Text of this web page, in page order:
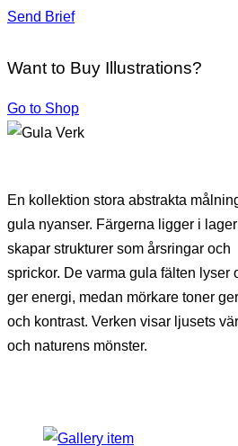
Send Brief
Want to Buy Illustrations?
Go to Shop
En kollektion stora abstrakta
gula nyanser. Färgerna ligger i
skapar strukturer som årsringar och
sprickor. De varma gula fälten lyser
ger energi, medan mörkare toner
och kontrast. Verken visar ljusets
och naturens mönster.